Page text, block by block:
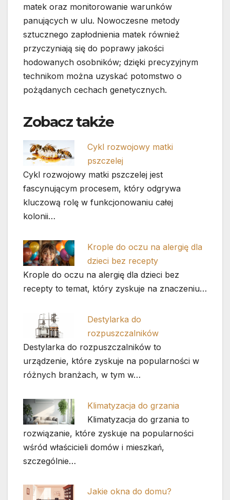
matek oraz monitorowanie warunków
panujących w ulu. Nowoczesne metody
sztucznego zapłodnienia matek również
przyczyniają się do poprawy jakości
hodowanych osobników; dzięki precyzyjnym
technikom można uzyskać potomstwo o
pożądanych cechach genetycznych.
Zobacz także
Cykl rozwojowy matki
pszczelej
Cykl rozwojowy matki pszczelej jest
fascynującym procesem, który odgrywa
kluczową rolę w funkcjonowaniu całej
kolonii…
Krople do oczu na alergię dla
dzieci bez recepty
Krople do oczu na alergię dla dzieci bez
recepty to temat, który zyskuje na znaczeniu…
Destylarka do
rozpuszczalników
Destylarka do rozpuszczalników to
urządzenie, które zyskuje na popularności w
różnych branżach, w tym w…
Klimatyzacja do grzania
Klimatyzacja do grzania to
rozwiązanie, które zyskuje na popularności
wśród właścicieli domów i mieszkań,
szczególnie…
Jakie okna do domu?